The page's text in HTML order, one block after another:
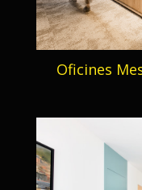
Oficines